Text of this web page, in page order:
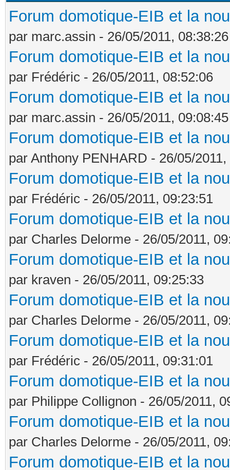
Forum domotique-EIB et la
par marc.assin - 26/05/2011, 08:38:26
Forum domotique-EIB et la
par Frédéric - 26/05/2011, 08:52:06
Forum domotique-EIB et la
par marc.assin - 26/05/2011, 09:08:45
Forum domotique-EIB et la
par Anthony PENHARD - 26/05/
Forum domotique-EIB et la
par Frédéric - 26/05/2011, 09:23:51
Forum domotique-EIB et la
par Charles Delorme - 26/05/2011,
Forum domotique-EIB et la
par kraven - 26/05/2011, 09:25:33
Forum domotique-EIB et la
par Charles Delorme - 26/05/2011,
Forum domotique-EIB et la
par Frédéric - 26/05/2011, 09:31:01
Forum domotique-EIB et la
par Philippe Collignon - 26/05/2011,
Forum domotique-EIB et la
par Charles Delorme - 26/05/2011,
Forum domotique-EIB et la